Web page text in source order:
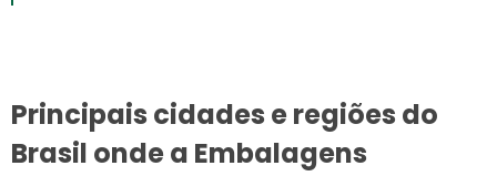
DISTRIBUIDOR DE EMBALAGENS
Principais cidades e regiões do
Brasil onde a Embalagens